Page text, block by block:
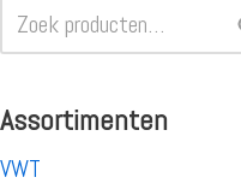
Assortimenten
VWT